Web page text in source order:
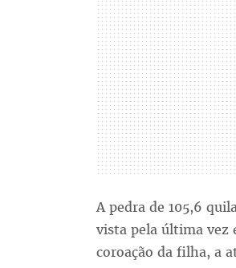
A pedra de 105,6
vista pela última vez
coroação da filha, a